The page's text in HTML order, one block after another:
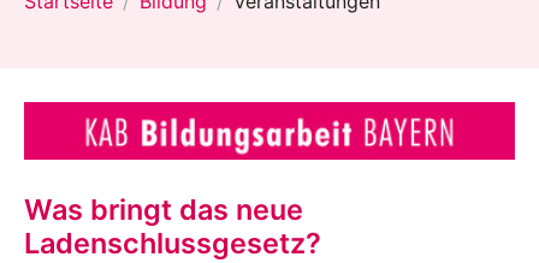
Was bringt das neue
Ladenschlussgesetz?